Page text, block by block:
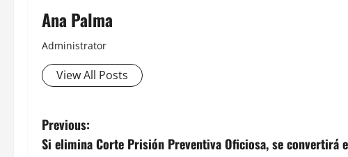
Ana Palma
Administrator
View All Posts
Post
Previous:
Si elimina Corte Prisión Preventiva Oficiosa, se convertirá